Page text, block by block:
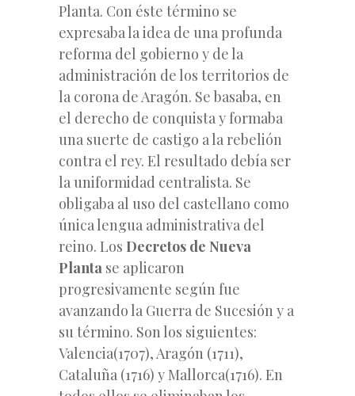
Planta. Con éste término se
expresaba la idea de una profunda
reforma del gobierno y de la
administración de los territorios de
la corona de Aragón. Se basaba, en
el derecho de conquista y formaba
una suerte de castigo a la rebelión
contra el rey. El resultado debía ser
la uniformidad centralista. Se
obligaba al uso del castellano como
única lengua administrativa del
reino. Los Decretos de Nueva
Planta se aplicaron
progresivamente según fue
avanzando la Guerra de Sucesión y a
su término. Son los siguientes:
Valencia(1707), Aragón (1711),
Cataluña (1716) y Mallorca(1716). En